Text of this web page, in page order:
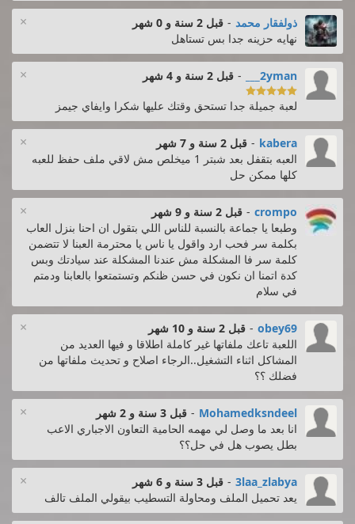
× ذولفقار محمد - قبل 2 سنة و 0 شهر
نهايه حزينه جدا بس تستاهل
× 2yman___
- قبل 2 سنة و 4 شهر

لعبة جميلة جدا تستحق وقتك عليها شكرا وايفاي جيمز
× kabera
- قبل 2 سنة و 7 شهر
العبه بتقفل بعد شبتر 1 ميخلص مش لاقي ملف حفظ للعبه
كلها ممكن حل
× crompo
- قبل 2 سنة و 9 شهر
وطبعا يا جماعة بالنسبة للناس اللي بتقول ان احنا بنزل العاب
بكلمة سر فحب ارد واقول يا ناس يا محترمة العبنا لا تتضمن
كلمة سر فا المشكلة مش عندنا المشكلة عند سيادتك وبس
كدة اتمنا ان نكون في حسن ظنكم وتستمتعوا بالعابنا ودمتم
في سلام
× obey69
- قبل 2 سنة و 10 شهر
اللعبة تاعك ملفاتها غير كاملة اطلاقا و فيها العديد من
المشاكل اثناء التشغيل..الرجاء اصلاح و تحديث ملفاتها من
فضلك ؟؟
× Mohamedksndeel
- قبل 3 سنة و 2 شهر
انا بعد ما وصل لي مهمه الحامية التعاون الاجباري الاعب
بطل يصوب هل في حل؟؟
× 3laa_zlabya
- قبل 3 سنة و 6 شهر
يعد تحميل الملف ومحاولة التسطيب بيقولي الملف تالف